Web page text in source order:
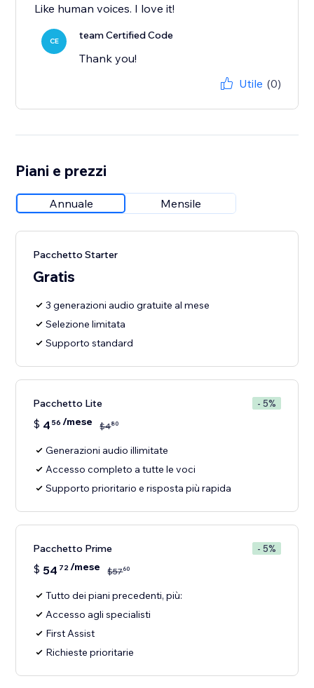
Like human voices. I love it!
CE team Certified Code
Thank you!
Utile (0)
Piani e prezzi
Annuale Mensile
Pacchetto Starter
Gratis
3 generazioni audio gratuite al mese
Selezione limitata
Supporto standard
Pacchetto Lite - 5%
$ 4 56 /mese $480
Generazioni audio illimitate
Accesso completo a tutte le voci
Supporto prioritario e risposta più rapida
Pacchetto Prime - 5%
$ 54 72/mese $5760
Tutto dei piani precedenti, più:
Accesso agli specialisti
First Assist
Richieste prioritarie